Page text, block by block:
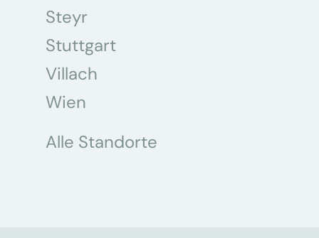
Steyr
Stuttgart
Villach
Wien
Alle Standorte